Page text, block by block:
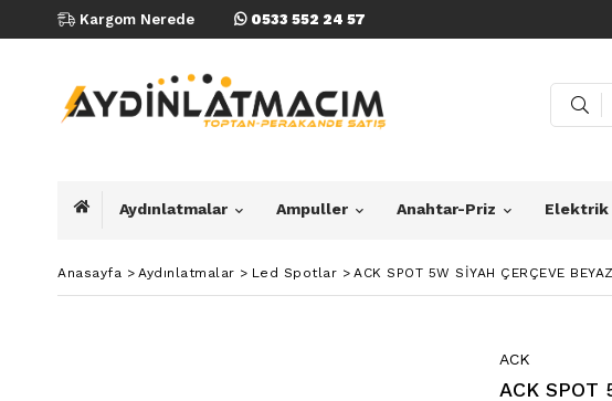
Kargom Nerede 0533 552 24 57
Aydınlatmalar Ampuller Anahtar-Priz Elektrik
Anasayfa > Aydınlatmalar > Led Spotlar > ACK SPOT 5W SİYAH ÇERÇEVE
ACK
ACK SPOT